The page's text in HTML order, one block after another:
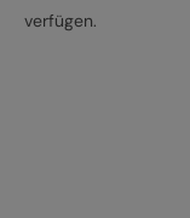
verfügen.